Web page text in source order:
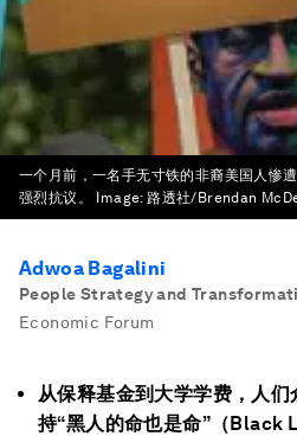
一个月前，一名手无寸铁的非裔美国人惨
强烈抗议。
Image:路透社/Brendan
Adwoa Bagalini
People Strategy and
Economic Forum
从保释基金到大学学费，人
持“黑人的命也是命”（Black